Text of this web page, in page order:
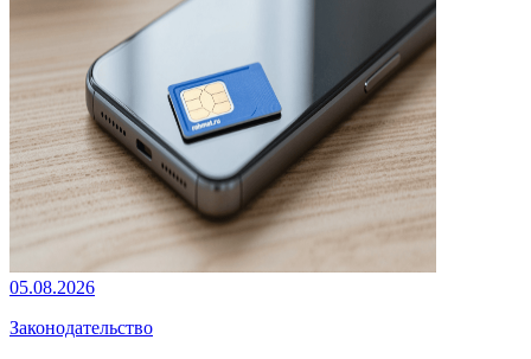
05.08.2026
Законодательство